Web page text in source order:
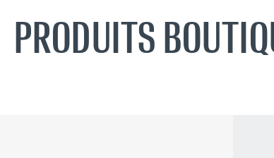
PRODUITS